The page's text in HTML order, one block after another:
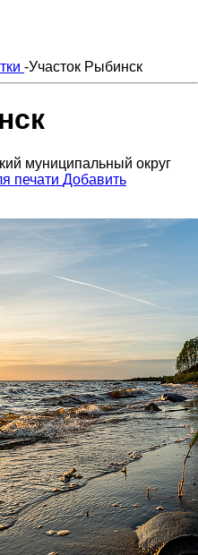
-Участок Рыбинск
муниципальный округ
печати Добавить